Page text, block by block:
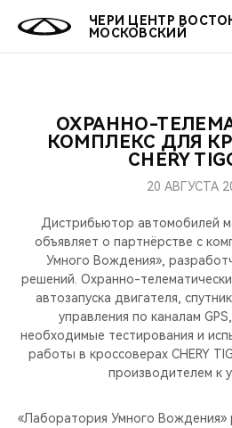
ЧЕРИ ЦЕНТР
МОСКОВСКИЙ
МОДЕЛИ
КРОССОВЕРЫ
СЕДАНЫ
НОВИНКИ
КРЕДИТ И СТРАХОВАНИЕ
ЗАПЧАСТИ И АКСЕССУАРЫ
ПОДДЕРЖКА
МИР
О БРЕНДЕ
CHERY В СОЦСЕТЯХ
БЛАГОТВОРИТЕЛЬНОСТЬ
АКЦИИ
ОНЛАЙН
КРЕДИТ
О
МЫ В СОЦСЕТЯХ
ОХРАННО-
КОМПЛЕКС ДЛЯ
CHERY
20 АВГУСТА
Дистрибьютор автомобилей
объявляет о партнёрстве c
Умного Вождения»,
решений. Охранно-
автозапуска двигателя,
управления по каналам
необходимые тестирования и
работы в кроссоверах CHERY
производителем к
«Лаборатория Умного Вождения»